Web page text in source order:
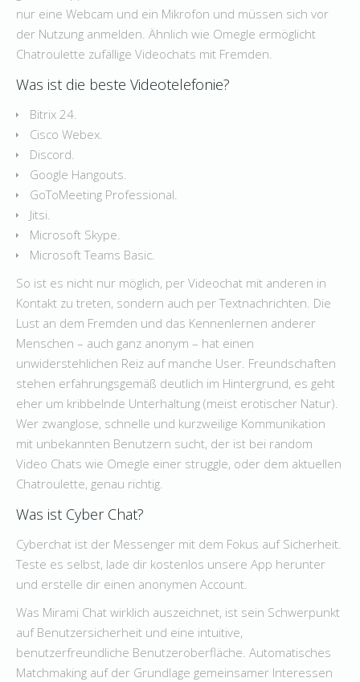
nur eine Webcam und ein Mikrofon und müssen sich vor
der Nutzung anmelden. Ähnlich wie Omegle ermöglicht
Chatroulette zufällige Videochats mit Fremden.
Was ist die beste Videotelefonie?
Bitrix 24.
Cisco Webex.
Discord.
Google Hangouts.
GoToMeeting Professional.
Jitsi.
Microsoft Skype.
Microsoft Teams Basic.
So ist es nicht nur möglich, per Videochat mit anderen in
Kontakt zu treten, sondern auch per Textnachrichten. Die
Lust an dem Fremden und das Kennenlernen anderer
Menschen – auch ganz anonym – hat einen
unwiderstehlichen Reiz auf manche User. Freundschaften
stehen erfahrungsgemäß deutlich im Hintergrund, es geht
eher um kribbelnde Unterhaltung (meist erotischer Natur).
Wer zwanglose, schnelle und kurzweilige Kommunikation
mit unbekannten Benutzern sucht, der ist bei random
Video Chats wie Omegle einer struggle, oder dem aktuellen
Chatroulette, genau richtig.
Was ist Cyber Chat?
Cyberchat ist der Messenger mit dem Fokus auf Sicherheit.
Teste es selbst, lade dir kostenlos unsere App herunter
und erstelle dir einen anonymen Account.
Was Mirami Chat wirklich auszeichnet, ist sein Schwerpunkt
auf Benutzersicherheit und eine intuitive,
benutzerfreundliche Benutzeroberfläche. Automatisches
Matchmaking auf der Grundlage gemeinsamer Interessen